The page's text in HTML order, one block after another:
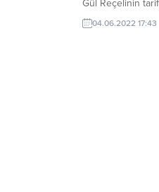
Gül Reçelinin
Bu sırrı
sakladıkları gül
04.06.2022 17:43